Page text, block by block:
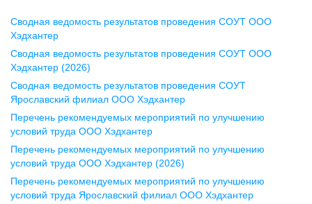
Воронеж
ул. Комиссаржевской, д. 10,
офис 1212
+7 473 280-05-05
pr@vrn.hh.ru
ул. Спартаковская, д. 2А, этаж 3,
помещение 15
+7 843 212-12-50
Сводная ведомость результатов проведения СОУТ ООО
Хэдхантер
Сводная ведомость результатов проведения СОУТ ООО
Хэдхантер (2026)
Сводная ведомость результатов проведения СОУТ
Ярославский филиал ООО Хэдхантер
Перечень рекомендуемых мероприятий по улучшению
условий труда ООО Хэдхантер
Перечень рекомендуемых мероприятий по улучшению
условий труда ООО Хэдхантер (2026)
Перечень рекомендуемых мероприятий по улучшению
условий труда Ярославский филиал ООО Хэдхантер